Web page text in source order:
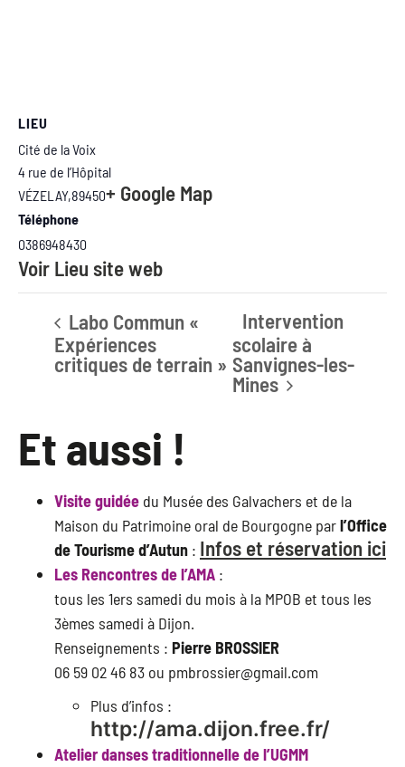
LIEU
Cité de la Voix
4 rue de l’Hôpital
VÉZELAY,89450+ Google Map
Téléphone
0386948430
Voir Lieu site web
Labo Commun «
Expériences
critiques de terrain »
Intervention
scolaire à
Sanvignes-les-
Mines
Et aussi !
Visite guidée du Musée des Galvachers et de la
Maison du Patrimoine oral de Bourgogne parl’Office
de Tourisme d’Autun : Infos et réservation ici
Les Rencontres de l’AMA :
tous les 1ers samedi du mois à la MPOB et tous les
3èmes samedi à Dijon.
Renseignements : Pierre BROSSIER
06 59 02 46 83 ou pmbrossier@gmail.com
Plus d’infos :
http://ama.dijon.free.fr/
Atelier danses traditionnelle de l’UGMM